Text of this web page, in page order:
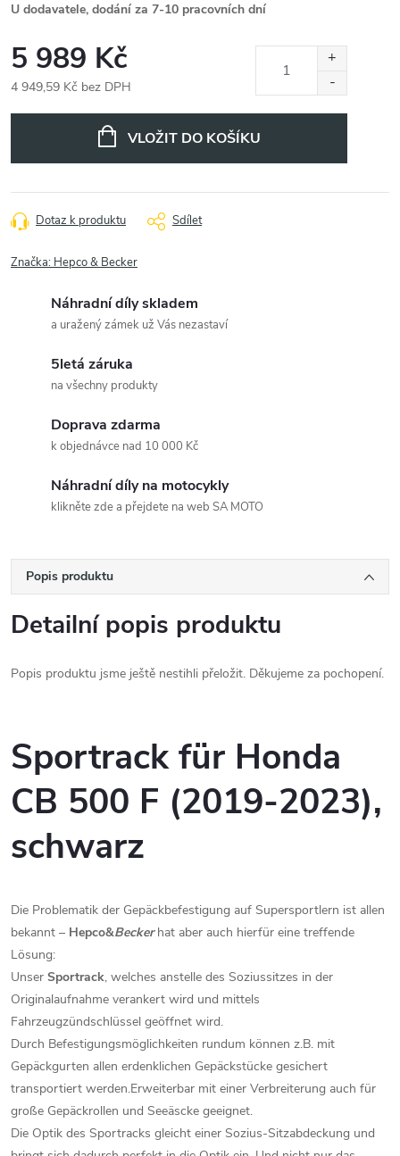
U dodavatele, dodání za 7-10 pracovních dní
5 989 Kč
4 949,59 Kč bez DPH
VLOŽIT DO KOŠÍKU
Dotaz k produktu Sdílet
Značka: Hepco & Becker
Náhradní díly skladem
a uražený zámek už Vás nezastaví
5letá záruka
na všechny produkty
Doprava zdarma
k objednávce nad 10 000 Kč
Náhradní díly na motocykly
klikněte zde a přejdete na web SA MOTO
Popis produktu
Detailní popis produktu
Popis produktu jsme ještě nestihli přeložit. Děkujeme za pochopení.
Sportrack für Honda
CB 500 F (2019-2023),
schwarz
Die Problematik der Gepäckbefestigung auf Supersportlern ist allen
bekannt – Hepco&Beckerhat aber auch hierfür eine treffende
Lösung:
Unser Sportrack, welches anstelle des Soziussitzes in der
Originalaufnahme verankert wird und mittels
Fahrzeugzündschlüssel geöffnet wird.
Durch Befestigungsmöglichkeiten rundum können z.B. mit
Gepäckgurten allen erdenklichen Gepäckstücke gesichert
transportiert werden.Erweiterbar mit einer Verbreiterung auch für
große Gepäckrollen und Seeäscke geeignet.
Die Optik des Sportracks gleicht einer Sozius-Sitzabdeckung und